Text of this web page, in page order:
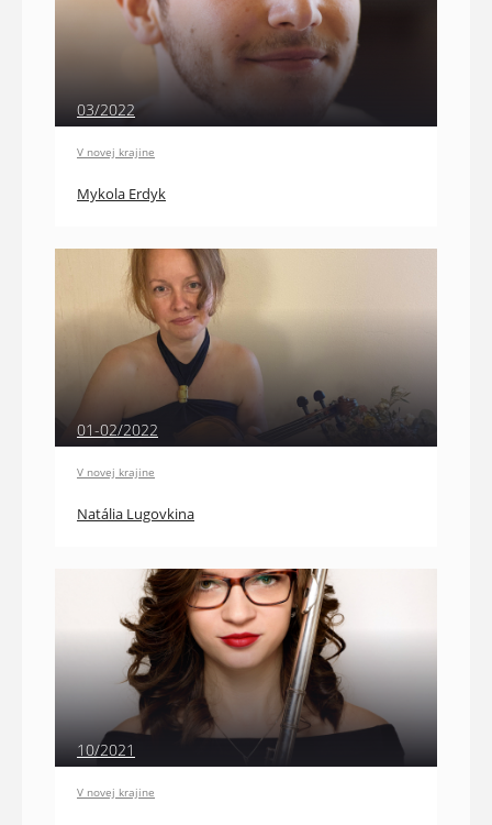
03/2022
V novej krajine
Mykola Erdyk
01-02/2022
V novej krajine
Natália Lugovkina
10/2021
V novej krajine